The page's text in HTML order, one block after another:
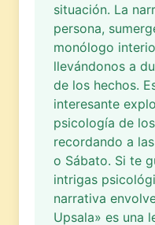
situación. La
persona,
monólogo
llevándonos a
de los hechos.
interesante
psicología de
recordando a
o Sábato. Si te
intrigas
narrativa
Upsala» es una